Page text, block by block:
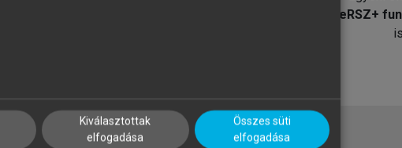
MeRSZ+
Kiválasztottak
elfogadása
Összes süti
elfogadása